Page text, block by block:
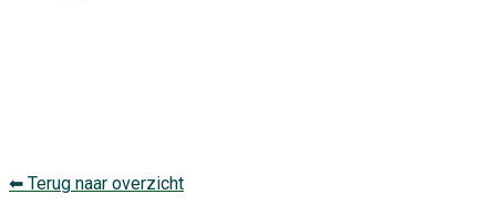
⬅ Terug naar overzicht